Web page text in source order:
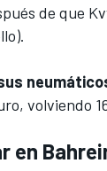
de que
volviendo
en